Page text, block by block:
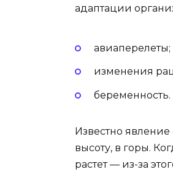
адаптации
авиаперелеты;
изменения
беременность.
Известно
высоту, в горы.
растет — из-за